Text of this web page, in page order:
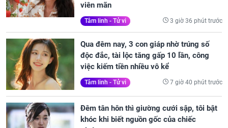
viên mãn
Tâm linh - Tử vi 3 giờ 36 phút trước
Qua đêm nay, 3 con giáp nhờ trúng số
độc đắc, tài lộc tăng gấp 10 lần, công
việc kiếm tiền nhiều vô kể
Tâm linh - Tử vi 7 giờ 40 phút trước
Đêm tân hôn thì giường cưới sập, tôi bật
khóc khi biết nguồn gốc của chiếc